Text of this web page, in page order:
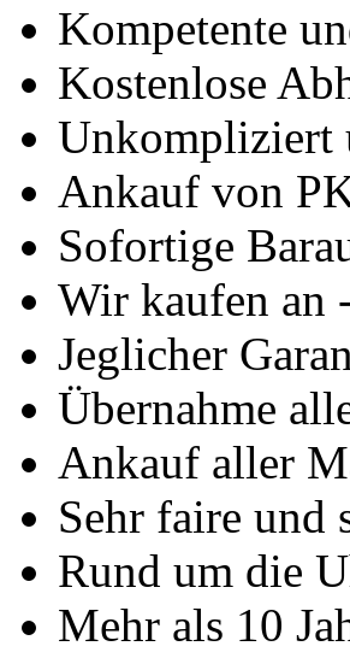
Kompetente
Kostenlose
Unkompliziert
Ankauf von
Sofortige
Wir kaufen an
Jeglicher
Übernahme
Ankauf aller
Sehr faire und
Rund um die
Mehr als 10